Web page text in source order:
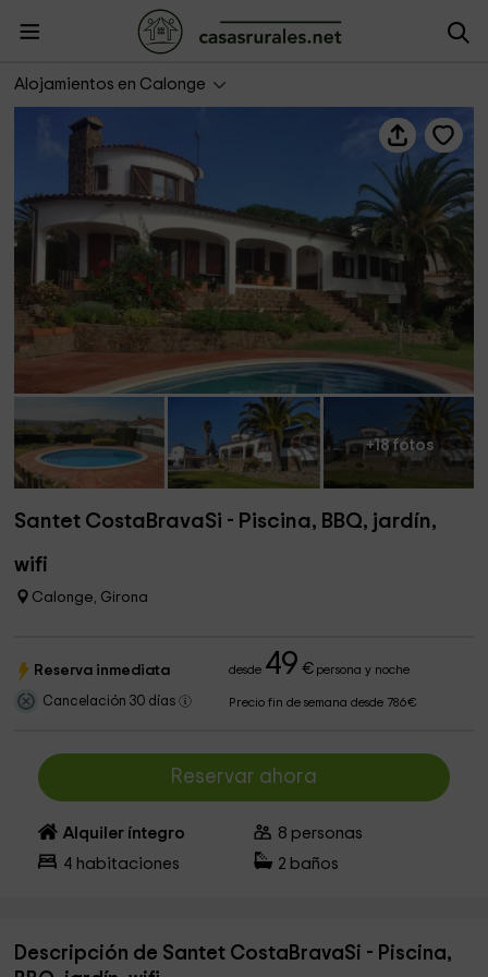
Alojamientos en Calonge
Santet CostaBravaSi - Piscina, BBQ, jardín, wifi
+18 fotos
Santet CostaBravaSi - Piscina, BBQ, jardín,
wifi
Calonge, Girona
Reserva inmediata desde 49 €persona y noche
Cancelación 30 días Precio fin de semana desde 786€
Reservar ahora
Alquiler íntegro 8 personas
4 habitaciones 2 baños
Descripción de Santet CostaBravaSi - Piscina,